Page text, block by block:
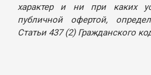
характер и ни при каких
публичной офертой,
Статьи 437 (2) Гражданского